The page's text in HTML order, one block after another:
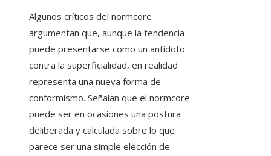
Algunos críticos del normcore
argumentan que, aunque la tendencia
puede presentarse como un antídoto
contra la superficialidad, en realidad
representa una nueva forma de
conformismo. Señalan que el normcore
puede ser en ocasiones una postura
deliberada y calculada sobre lo que
parece ser una simple elección de